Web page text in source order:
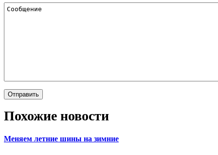
Похожие новости
Меняем летние шины на зимние